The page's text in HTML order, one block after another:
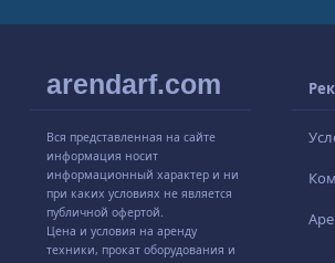
arendarf.com
Вся представленная на сайте
информация носит
информационный характер и ни
при каких условиях не является
публичной офертой.
Цена и условия на аренду
техники, прокат оборудования и